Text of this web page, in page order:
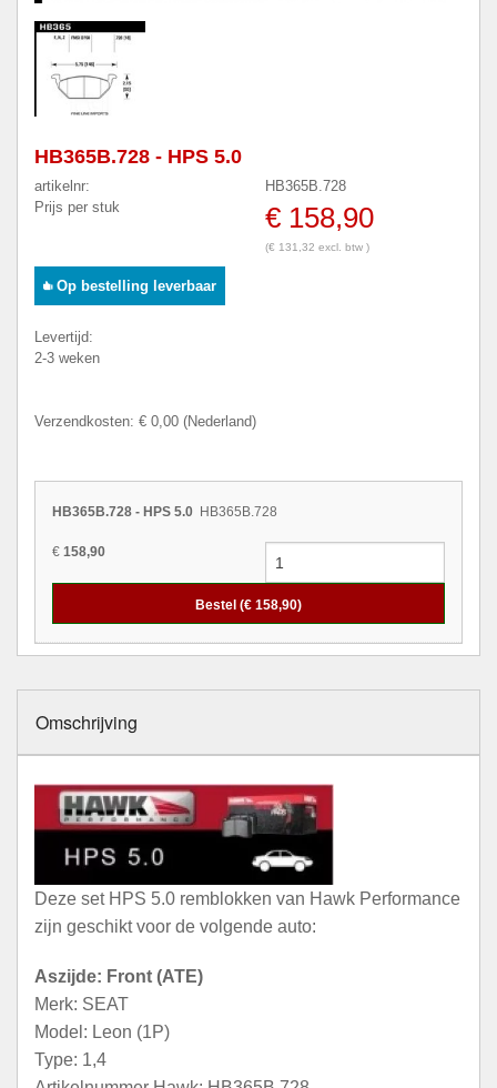
HB365B.728 - HPS 5.0
artikelnr:
HB365B.728
Prijs per stuk
€ 158,90
(€ 131,32 excl. btw )
Op bestelling leverbaar
Levertijd:
2-3 weken
Verzendkosten: € 0,00 (Nederland)
HB365B.728 - HPS 5.0 HB365B.728
€ 158,90
Bestel (€ 158,90)
Omschrijving
Deze set HPS 5.0 remblokken van Hawk Performance
zijn geschikt voor de volgende auto:
Aszijde: Front (ATE)
Merk: SEAT
Model: Leon (1P)
Type: 1,4